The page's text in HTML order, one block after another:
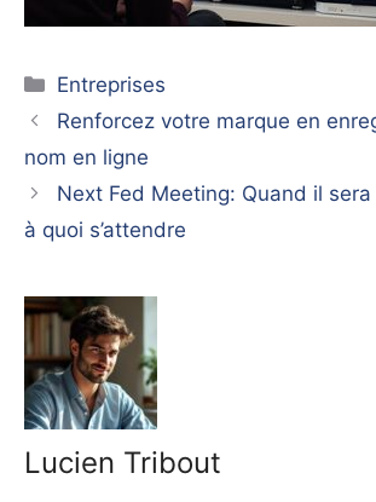
Catégories
Entreprises
Renforcez votre marque en
nom en ligne
Next Fed Meeting: Quand il
à quoi s’attendre
Lucien Tribout